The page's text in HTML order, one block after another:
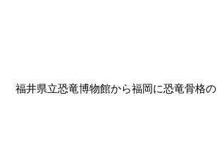
福井県立恐竜博物館から福岡に恐竜骨格の